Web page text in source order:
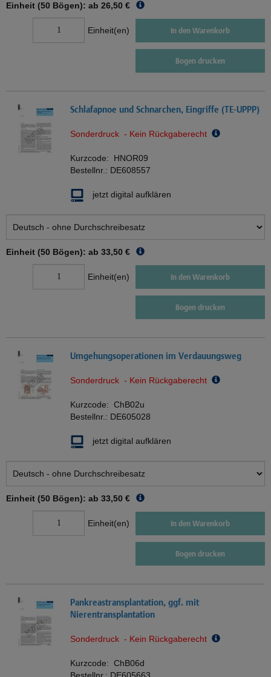
Einheit (50 Bögen): ab 26,50 €
Einheit(en) In den Warenkorb
Bogen drucken
Schlafapnoe und Schnarchen, Eingriffe (TE-UPPP)
Sonderdruck - Kein Rückgaberecht
Kurzcode: HNOR09
Bestellnr.: DE608557
jetzt digital aufklären
Einheit (50 Bögen): ab 33,50 €
Einheit(en) In den Warenkorb
Bogen drucken
Umgehungsoperationen im Verdauungsweg
Sonderdruck - Kein Rückgaberecht
Kurzcode: ChB02u
Bestellnr.: DE605028
jetzt digital aufklären
Einheit (50 Bögen): ab 33,50 €
Einheit(en) In den Warenkorb
Bogen drucken
Pankreastransplantation, ggf. mit
Nierentransplantation
Sonderdruck - Kein Rückgaberecht
Kurzcode: ChB06d